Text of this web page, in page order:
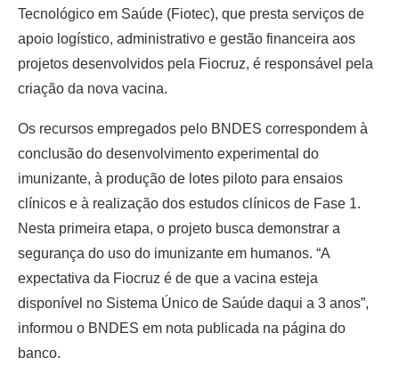
Tecnológico em Saúde (Fiotec), que presta serviços de
apoio logístico, administrativo e gestão financeira aos
projetos desenvolvidos pela Fiocruz, é responsável pela
criação da nova vacina.
Os recursos empregados pelo BNDES correspondem à
conclusão do desenvolvimento experimental do
imunizante, à produção de lotes piloto para ensaios
clínicos e à realização dos estudos clínicos de Fase 1.
Nesta primeira etapa, o projeto busca demonstrar a
segurança do uso do imunizante em humanos. “A
expectativa da Fiocruz é de que a vacina esteja
disponível no Sistema Único de Saúde daqui a 3 anos”,
informou o BNDES em nota publicada na página do
banco.